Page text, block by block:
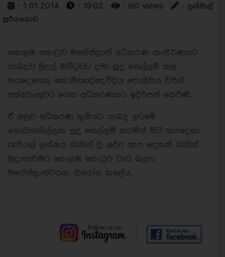
- 1 01 2014 - 19:02 - 620 views
- ලක්මාල්
සූරියගොඩ
කොළඹ කොටුව මහේස්ත්‍රාත් අධිකරණ සංකීර්ණයට
යාබදව මුදල් ඔට්ටුවට දමා සූදු සෙල්ලම් කළ
හයදෙනෙකු කොම්පඤ්ඤවීදිය පොලීසිය විසින්
අත්අඩංගුවට ගෙන අධිකරණයට ඉදිරිපත් කෙරිණි.
ඒ අනුව අධිකරණ භූමියට යාබද ඉඩමේ
ගොඩනැගිල්ලක සූදු සෙල්ලම් කරමින් සිටි හයදෙනා
රුපියල් ලක්ෂය බැගින් වූ ශරීර ඇප දෙකක් බැගින්
මුදාහැරීමට කොළඹ කොටුව වැඩ බලන
මහේස්ත්‍රාත්වරයා නියෝග කළේය.